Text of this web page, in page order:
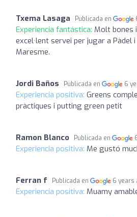
Txema Lasaga Publicada en
Experiencia fantástica: Molt bones
excel·lent servei per jugar a Pàdel
Maresme.
Jordi Baños Publicada en 6
Experiencia positiva: Greens
pràctiques i putting green petit
Ramon Blanco Publicada en
Experiencia positiva: Me gustó
Ferran f Publicada en 6 years
Experiencia positiva: Muamy